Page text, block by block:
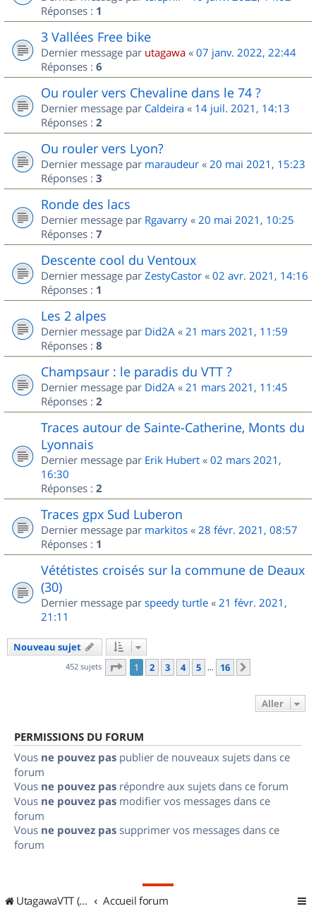
Réponses : 1
3 Vallées Free bike
Dernier message par utagawa « 07 janv. 2022, 22:44
Réponses : 6
Ou rouler vers Chevaline dans le 74 ?
Dernier message par Caldeira « 14 juil. 2021, 14:13
Réponses : 2
Ou rouler vers Lyon?
Dernier message par maraudeur « 20 mai 2021, 15:23
Réponses : 3
Ronde des lacs
Dernier message par Rgavarry « 20 mai 2021, 10:25
Réponses : 7
Descente cool du Ventoux
Dernier message par ZestyCastor « 02 avr. 2021, 14:16
Réponses : 1
Les 2 alpes
Dernier message par Did2A « 21 mars 2021, 11:59
Réponses : 8
Champsaur : le paradis du VTT ?
Dernier message par Did2A « 21 mars 2021, 11:45
Réponses : 2
Traces autour de Sainte-Catherine, Monts du
Lyonnais
Dernier message par Erik Hubert « 02 mars 2021,
16:30
Réponses : 2
Traces gpx Sud Luberon
Dernier message par markitos « 28 févr. 2021, 08:57
Réponses : 1
Vététistes croisés sur la commune de Deaux
(30)
Dernier message par speedy turtle « 21 févr. 2021,
21:11
Nouveau sujet
452 sujets Page 1sur
1 2 3 4 5 … 16
Aller
PERMISSIONS DU FORUM
Vous ne pouvez pas publier de nouveaux sujets dans ce
forum
Vous ne pouvez pas répondre aux sujets dans ce forum
Vous ne pouvez pas modifier vos messages dans ce
forum
Vous ne pouvez pas supprimer vos messages dans ce
forum
UtagawaVTT (Randos VTT et VTTAE avec traces GPS) Accueil forum